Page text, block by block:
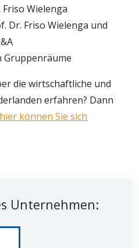
Wielenga
Dr. Friso Wielenga und
Gruppenräume
die wirtschaftliche und
erfahren? Dann
hier können Sie sich
Unternehmen: